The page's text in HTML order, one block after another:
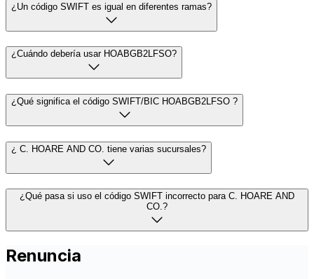
¿Un código SWIFT es igual en diferentes ramas?
¿Cuándo debería usar HOABGB2LFSO?
¿Qué significa el código SWIFT/BIC HOABGB2LFSO ?
¿ C. HOARE AND CO. tiene varias sucursales?
¿Qué pasa si uso el código SWIFT incorrecto para C. HOARE AND
CO.?
Renuncia